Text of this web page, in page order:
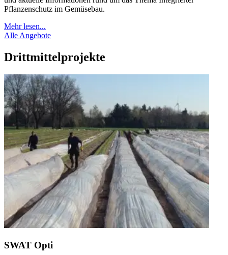
Pflanzenschutz im Gemüsebau.
Mehr lesen...
Alle Angebote
Drittmittelprojekte
SWAT Opti